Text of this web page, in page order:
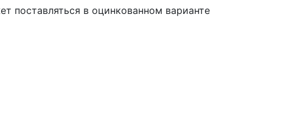
поставляться в оцинкованном варианте